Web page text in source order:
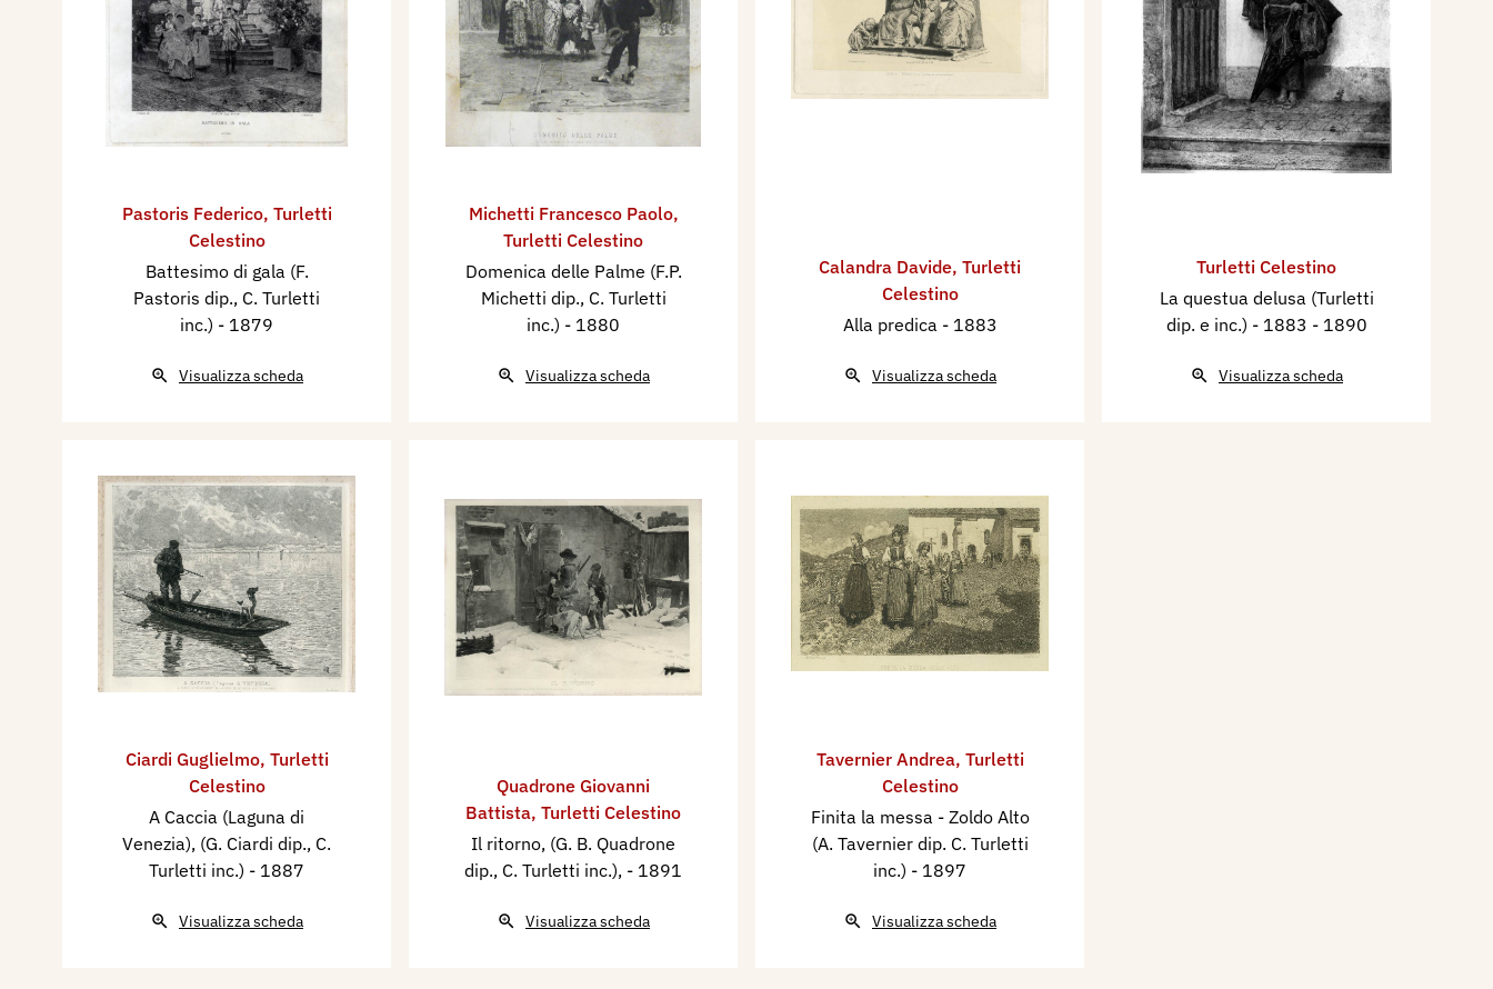
Pastoris Federico, Turletti
Celestino
Battesimo di gala (F.
Pastoris dip., C. Turletti
inc.) - 1879
Visualizza scheda
Michetti Francesco Paolo,
Turletti Celestino
Domenica delle Palme (F.P.
Michetti dip., C. Turletti
inc.) - 1880
Visualizza scheda
Calandra Davide, Turletti
Celestino
Alla predica - 1883
Visualizza scheda
Turletti Celestino
La questua delusa (Turletti
dip. e inc.) - 1883 - 1890
Visualizza scheda
Ciardi Guglielmo, Turletti
Celestino
​A Caccia (Laguna di
Venezia), (G. Ciardi dip., C.
Turletti inc.) - 1887
Visualizza scheda
Quadrone Giovanni
Battista, Turletti Celestino
Il ritorno, (G. B. Quadrone
dip., C. Turletti inc.), - 1891
Visualizza scheda
Tavernier Andrea, Turletti
Celestino
Finita la messa - Zoldo Alto
(A. Tavernier dip. C. Turletti
inc.) - 1897
Visualizza scheda